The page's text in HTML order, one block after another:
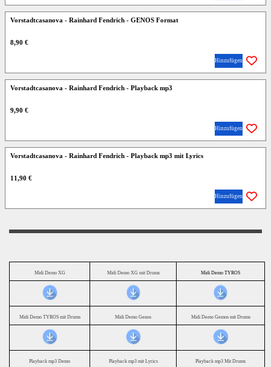
Vorstadtcasanova - Rainhard Fendrich - GENOS Format
8,90 €
Hinzufügen
Vorstadtcasanova - Rainhard Fendrich - Playback mp3
9,90 €
Hinzufügen
Vorstadtcasanova - Rainhard Fendrich - Playback mp3 mit Lyrics
11,90 €
Hinzufügen
Midi Demo XG Midi Demo XG mit Drums Midi Demo TYROS
Midi Demo TYROS mit Drums Midi Demo Genos Midi Demo Gemos mit Drums
Playback mp3 Demo Playback mp3 mit Lyrics Playback mp3 Mit Drums